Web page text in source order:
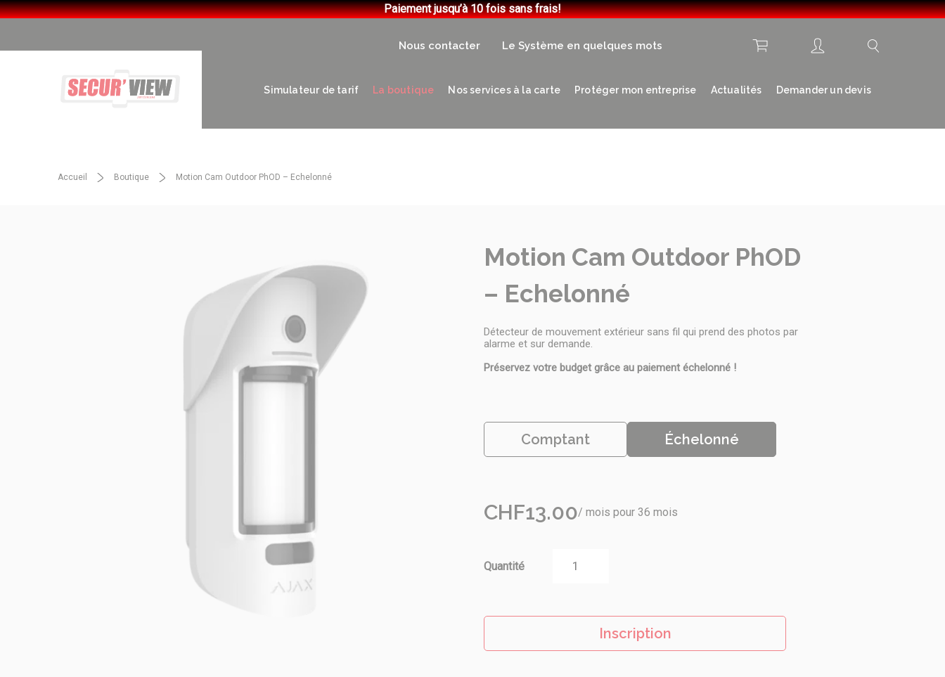
Paiement jusqu’à 10 fois sans frais!
Nous contacter Le Système en quelques mots
Simulateur de tarif La boutique Nos services à la carte Protéger mon entreprise Actualités Demander un devis
Accueil Boutique Motion Cam Outdoor PhOD – Echelonné
Motion Cam Outdoor PhOD
– Echelonné
Détecteur de mouvement extérieur sans fil qui prend des photos par
alarme et sur demande.
Préservez votre budget grâce au paiement échelonné !
Comptant Échelonné
CHF13.00/ mois pour 36 mois
Quantité
Inscription